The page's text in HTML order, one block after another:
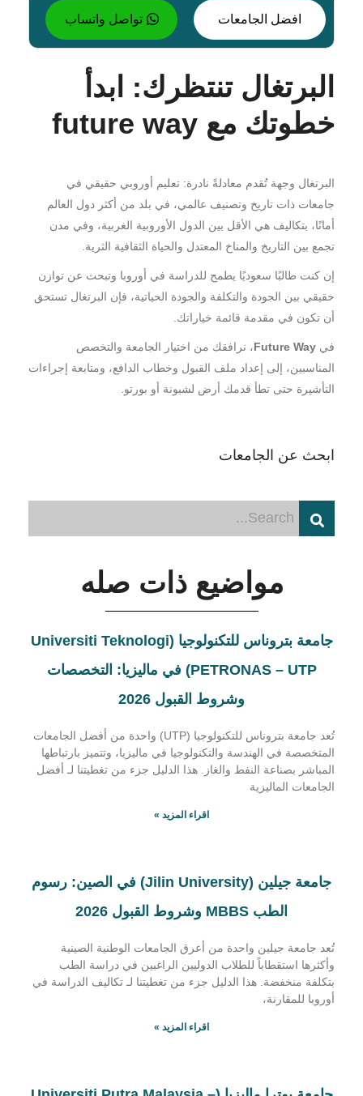
ابحث عن الجامعات
مواضيع ذات صله
جامعة بتروناس للتكنولوجيا (Universiti Teknologi
PETRONAS – UTP) في ماليزيا: التخصصات
وشروط القبول 2026
تُعد جامعة بتروناس للتكنولوجيا (UTP) واحدة من أفضل الجامعات
المتخصصة في الهندسة والتكنولوجيا في ماليزيا، وتتميز بارتباطها
المباشر بصناعة النفط والغاز. هذا الدليل جزء من تغطيتنا لـ أفضل
الجامعات الماليزية
اقراء المزيد »
جامعة جيلين (Jilin University) في الصين: رسوم
الطب MBBS وشروط القبول 2026
تُعد جامعة جيلين واحدة من أعرق الجامعات الوطنية الصينية
وأكثرها استقطاباً للطلاب الدوليين الراغبين في دراسة الطب
بتكلفة منخفضة. هذا الدليل جزء من تغطيتنا لـ تكاليف الدراسة في
أوروبا للمقارنة،
اقراء المزيد »
افضل الجامعات تواصل واتساب
البرتغال تنتظرك: ابدأ
خطوتك مع future way
البرتغال وجهة تُقدم معادلةً نادرة: تعليم أوروبي حقيقي في
جامعات ذات تاريخ وتصنيف عالمي، في بلد من أكثر دول العالم
أمانًا، بتكاليف هي الأقل بين الدول الأوروبية الغربية، وفي مدن
تجمع بين التاريخ والمناخ المعتدل والحياة الثقافية الثرية.
إن كنت طالبًا سعوديًا يطمح للدراسة في أوروبا وتبحث عن توازن
حقيقي بين الجودة والتكلفة والجودة الحياتية، فإن البرتغال تستحق
أن تكون في مقدمة قائمة خياراتك.
في Future Way، نرافقك من اختيار الجامعة والتخصص
المناسبين، إلى إعداد ملف القبول وخطاب الدافع، ومتابعة إجراءات
التأشيرة حتى تطأ قدمك أرض لشبونة أو بورتو.